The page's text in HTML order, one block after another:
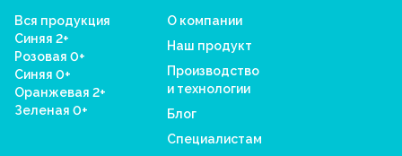
Вся продукция
Синяя 2+
Розовая 0+
Синяя 0+
Оранжевая 2+
Зеленая 0+
О компании
Наш продукт
Производство
и технологии
Блог
Специалистам